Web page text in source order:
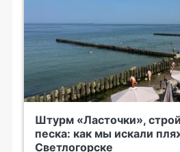
Штурм «Ласточки»,
песка: как мы искали
Светлогорске